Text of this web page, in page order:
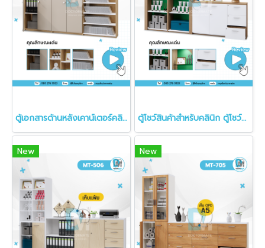
ตู้เอกสารด้านหลังเคาน์เตอร์คลินิก ตู้โชว์สินค้าสำหรับคลินิก ตู้โชว์สินค้าคลินิก
New New